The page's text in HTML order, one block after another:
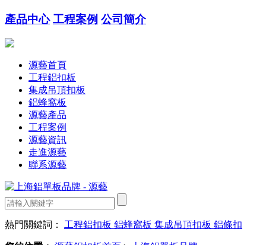
產品中心 工程案例 公司簡介
源藝首頁
工程鋁扣板
集成吊頂扣板
鋁蜂窩板
源藝產品
工程案例
源藝資訊
走進源藝
聯系源藝
熱門關鍵詞： 工程鋁扣板 鋁蜂窩板 集成吊頂扣板 鋁條扣